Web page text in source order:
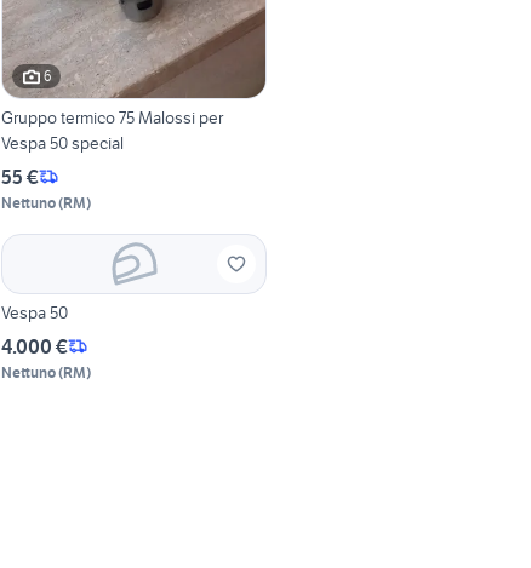
6
Gruppo termico 75 Malossi per
Vespa 50 special
55 €
Nettuno(RM)
Vespa 50
4.000 €
Nettuno(RM)